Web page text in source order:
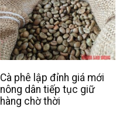
Cà phê lập đỉnh giá mới
nông dân tiếp tục giữ
hàng chờ thời